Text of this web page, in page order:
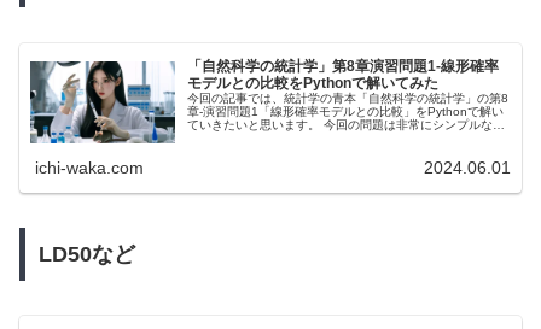
「自然科学の統計学」第8章演習問題1-線形確率
モデルとの比較をPythonで解いてみた
今回の記事では、統計学の青本「自然科学の統計学」の第8
章-演習問題1「線形確率モデルとの比較」をPythonで解い
ていきたいと思います。 今回の問題は非常にシンプルな単
ichi-waka.com 2024.06.01
LD50など